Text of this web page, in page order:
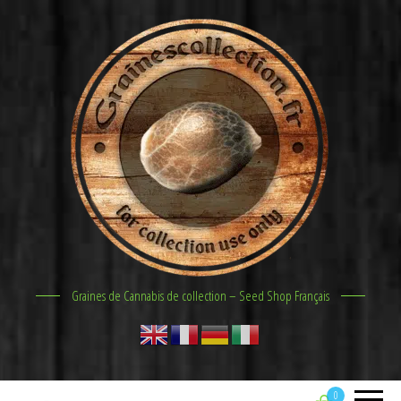
Graines de Cannabis de collection – Seed Shop Français
0